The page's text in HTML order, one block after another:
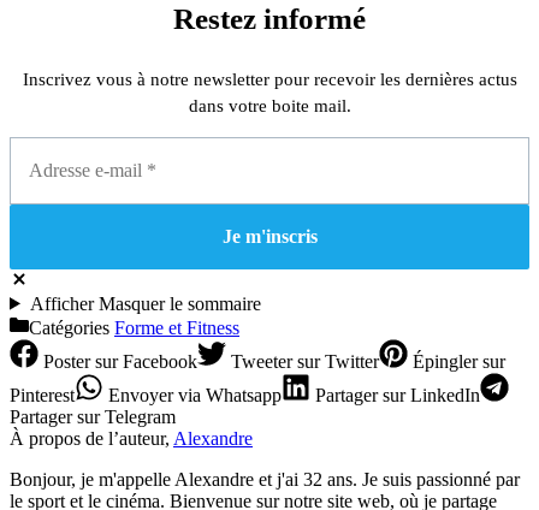
Restez informé
Inscrivez vous à notre newsletter pour recevoir les dernières actus
dans votre boite mail.
AfficherMasquerle sommaire
Catégories Forme et Fitness
Postersur Facebook Tweetersur Twitter Épinglersur
Pinterest
Envoyervia Whatsapp Partagersur LinkedIn
Partagersur Telegram
À propos de l’auteur, Alexandre
Bonjour, je m'appelle Alexandre et j'ai 32 ans. Je suis passionné par
le sport et le cinéma. Bienvenue sur notre site web, où je partage